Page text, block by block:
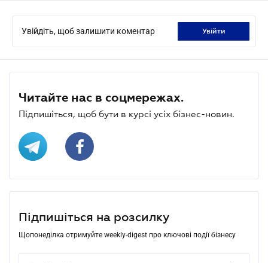
Увійдіть, щоб залишити коментар увійти
Читайте нас в соцмережах.
Підпишіться, щоб бути в курсі усіх бізнес-новин.
Підпишіться на розсилку
Щопонеділка отримуйте weekly-digest про ключові події бізнесу